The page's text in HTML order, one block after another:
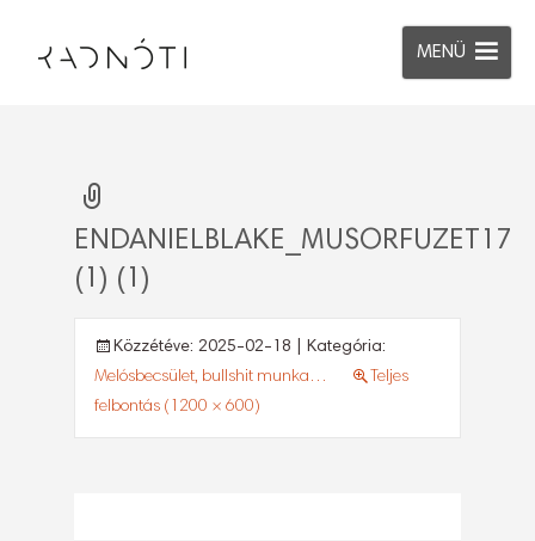
MENÜ
ENDANIELBLAKE_MUSORFUZET17
(1) (1)
Közzétéve: 2025-02-18 | Kategória:
Melósbecsület, bullshit munka…
Teljes
felbontás (1200 × 600)